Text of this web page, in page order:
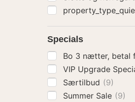
Specials
Bo 3 nætter, betal
VIP Upgrade
Særtilbud (9)
Summer Sale (9)